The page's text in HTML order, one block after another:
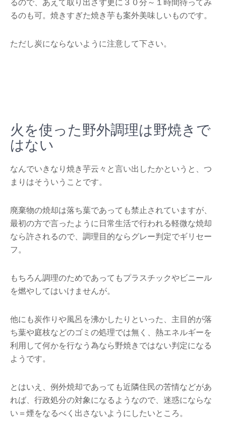
るので、あえて取り出さず更に３０分～１時間待ってみ
るのも可。焼きすぎた焼き芋も案外美味しいものです。
ただし炭にならないように注意して下さい。
火を使った野外調理は野焼きで
はない
なんでいきなり焼き芋云々と言い出したかというと、つ
まりはそういうことです。
廃棄物の焼却は落ち葉であっても禁止されていますが、
最初の方で言ったように日常生活で行われる軽微な焼却
なら許されるので、調理目的ならグレー判定でギリセー
フ。
もちろん調理のためであってもプラスチックやビニール
を燃やしてはいけませんが。
他にも炭作りや風呂を沸かしたりといった、主目的が落
ち葉や庭枝などのゴミの処理では無く、熱エネルギーを
利用して何かを行なう為なら野焼きではない判定になる
ようです。
とはいえ、例外焼却であっても近隣住民の苦情などがあ
れば、行政処分の対象になるようなので、迷惑にならな
い＝煙をなるべく出さないようにしたいところ。